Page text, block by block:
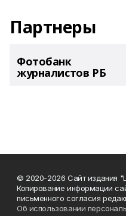
Партнеры
Фотобанк
журналистов РБ
© 2020-2026 Сайт издания
Копирование информации
письменного согласия
Об использовании